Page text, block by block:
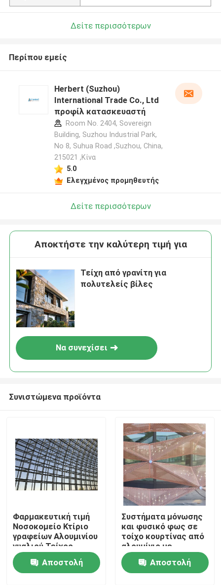
Σπίτι
Προϊόντα
Δείτε περισσότερων
Περίπου εμείς
Herbert (Suzhou)
International Trade Co., Ltd
προφίλ κατασκευαστή
Room No. 2404, Sovereign
Building, Suzhou Industrial Park,
No 8, Suhua Road ,Suzhou, China,
215021 ,Κίνα
5.0
Ελεγχμένος προμηθευτής
Δείτε περισσότερων
Αποκτήστε την καλύτερη τιμή για
Τείχη από γρανίτη για
πολυτελείς βίλες
Να συνεχίσει
Συνιστώμενα προϊόντα
Φαρμακευτική τιμή
Νοσοκομείο Κτίριο
γραφείων Αλουμινίου
γυαλιού Τείχος
κουρτίνας
Φατσαδική ελεύθερο
σχεδιασμό
Αποστολή
Συστήματα μόνωσης
και φυσικό φως σε
τοίχο κουρτίνας από
αλουμίνιο με
προηγμένες
τεχνολογίες γυαλιού
Αποστολή